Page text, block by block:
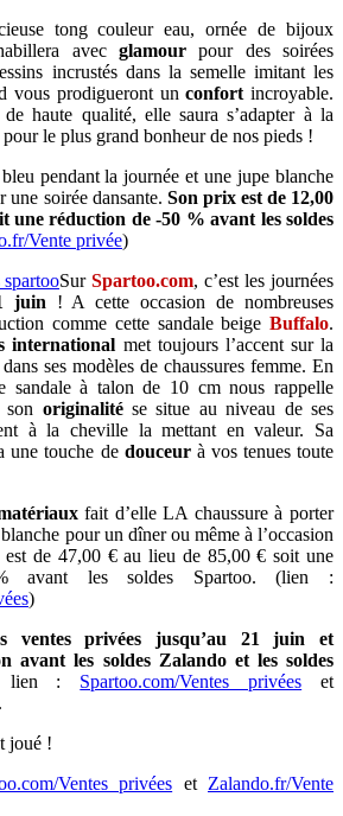
tong couleur eau, ornée de bijoux
avec glamourpour des soirées
incrustés dans la semelle imitant les
vous prodigueront unconfort incroyable.
haute qualité, elle saura s’adapter à la
pour le plus grand bonheur de nos pieds !
pendant la journée et une jupe blanche
une soirée dansante. Son prix est de 12,00
une réduction de -50 % avant les soldes
Vente privée)
Sur Spartoo.com, c’est les journées
juin ! A cette occasion de nombreuses
comme cette sandale beige Buffalo.
international met toujours l’accent sur la
dans ses modèles de chaussures femme. En
sandale à talon de 10 cm nous rappelle
son originalitése situe au niveau de ses
à la cheville la mettant en valeur. Sa
une touche de douceur à vos tenues toute
fait d’elle LA chaussure à porter
pour un dîner ou même à l’occasion
est de 47,00 € au lieu de 85,00 € soit une
avant les soldes Spartoo. (lien :
)
ventes privées jusqu’au 21 juin et
avant les soldes Zalando et les soldes
lien : Spartoo.com/Ventes privées et
.
joué !
Ventes privées et Zalando.fr/Vente